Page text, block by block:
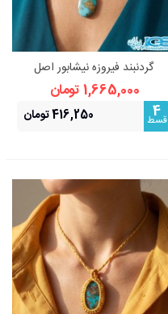
گردنبند فیروزه نیشابور اصل
(بازنجیر استیل)
1,665,000 تومان
4
قسط 416,250 تومان